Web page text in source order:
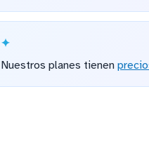
Nuestros planes tienen